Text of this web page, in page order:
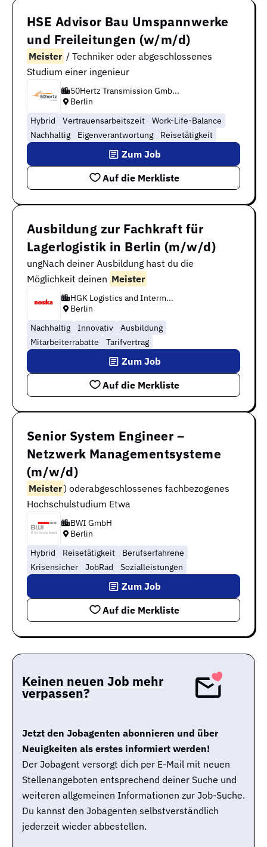
HSE Advisor Bau Umspannwerke
und Freileitungen (w/m/d)
Meister / Techniker oder abgeschlossenes
Studium einer ingenieur
50Hertz Transmission Gmb...
Berlin
Hybrid
Vertrauensarbeitszeit
Work-Life-Balance
Nachhaltig
Eigenverantwortung Reisetätigkeit
Auf die Merkliste
Zum Job
Ausbildung zur Fachkraft für
Lagerlogistik in Berlin (m/w/d)
ungNach deiner Ausbildung hast du die
Möglichkeit deinen Meister
HGK Logistics and Interm...
Berlin
Nachhaltig
Innovativ
Ausbildung
Mitarbeiterrabatte
Tarifvertrag
Auf die Merkliste
Zum Job
Senior System Engineer –
Netzwerk Managementsysteme
(m/w/d)
Meister) oderabgeschlossenes fachbezogenes
Hochschulstudium Etwa
BWI GmbH
Berlin
Hybrid
Reisetätigkeit
Berufserfahrene
Krisensicher
JobRad Sozialleistungen
Auf die Merkliste
Zum Job
Keinen neuen Job mehr
verpassen?
Jetzt den Jobagenten abonnieren und über
Neuigkeiten als erstes informiert werden!
Der Jobagent versorgt dich per E-Mail mit neuen
Stellenangeboten entsprechend deiner Suche und
weiteren allgemeinen Informationen zur Job-Suche.
Du kannst den Jobagenten selbstverständlich
jederzeit wieder abbestellen.